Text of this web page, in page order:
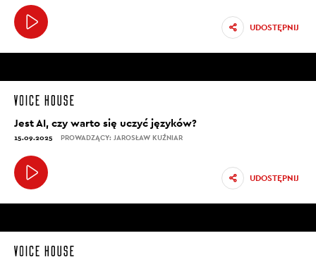
UDOSTĘPNIJ
Jest AI, czy warto się uczyć języków?
15.09.2025 PROWADZĄCY: JAROSŁAW KUŹNIAR
UDOSTĘPNIJ